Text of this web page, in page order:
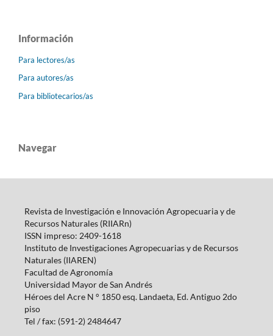
Información
Para lectores/as
Para autores/as
Para bibliotecarios/as
Navegar
Revista de Investigación e Innovación Agropecuaria y de
Recursos Naturales (RIIARn)
ISSN impreso: 2409-1618
Instituto de Investigaciones Agropecuarias y de Recursos
Naturales (IIAREN)
Facultad de Agronomía
Universidad Mayor de San Andrés
Héroes del Acre N ° 1850 esq. Landaeta, Ed.Antiguo 2do
piso
Tel / fax: (591-2) 2484647